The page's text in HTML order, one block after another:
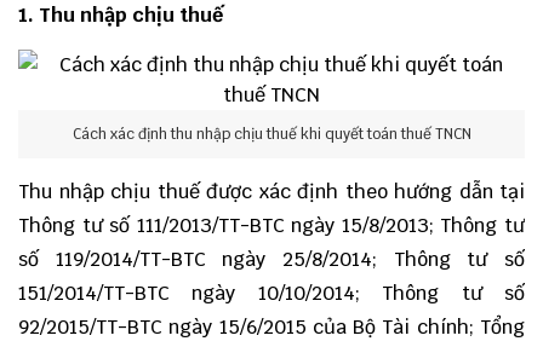
1. Thu nhập chịu thuế
Cách xác định thu nhập chịu thuế khi quyết toán thuế TNCN
Thu nhập chịu thuế được xác định theo hướng dẫn tại
Thông tư số 111/2013/TT-BTC ngày 15/8/2013; Thông tư
số 119/2014/TT-BTC ngày 25/8/2014; Thông tư số
151/2014/TT-BTC ngày 10/10/2014; Thông tư số
92/2015/TT-BTC ngày 15/6/2015 của Bộ Tài chính; Tổng